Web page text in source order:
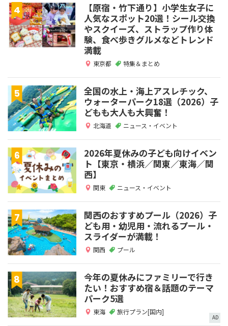
【原宿・竹下通り】小学生女子に
人気なスポット20選！シール交換
やスクイーズ、ストラップ作り体
験、食べ歩きグルメなどトレンド
満載
東京都 特集＆まとめ
全国の水上・海上アスレチック、
ウォーターパーク18選（2026）子
どもも大人も大興奮！
北海道 ニュース・イベント
2026年夏休みの子ども向けイベン
ト【東京・横浜／関東／東海／関
西】
関東 ニュース・イベント
関西のおすすめプール（2026）子
ども用・幼児用・流れるプール・
スライダーが満載！
関西 プール
今年の夏休みにファミリーで行き
たい！おすすめ宿＆話題のテーマ
パーク5選
東海 旅行プラン[国内]
AD